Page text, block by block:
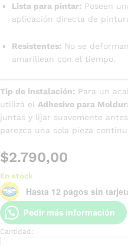
Lista para pintar: Poseen
aplicación directa de
Resistentes: No se
amarillean con el tiempo.
Tip de instalación: Para un
utilizá el Adhesivo para
juntas y lijar suavemente
parezca una sola pieza
$2.790,00
En stock
Hasta 12 pagos sin
Pedir más información
Cantidad: